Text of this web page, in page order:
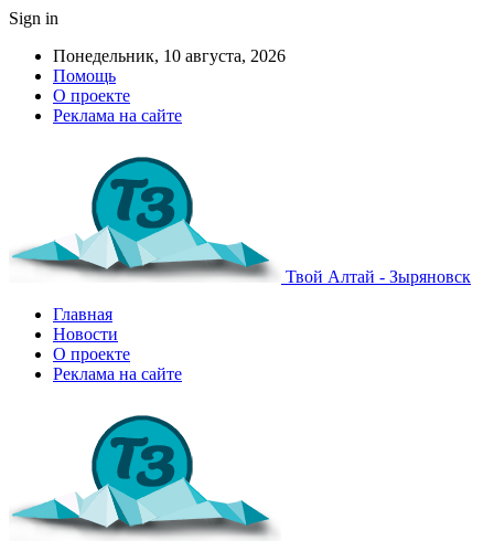
Sign in
Понедельник, 10 августа, 2026
Помощь
О проекте
Реклама на сайте
Твой Алтай - Зыряновск
Главная
Новости
О проекте
Реклама на сайте